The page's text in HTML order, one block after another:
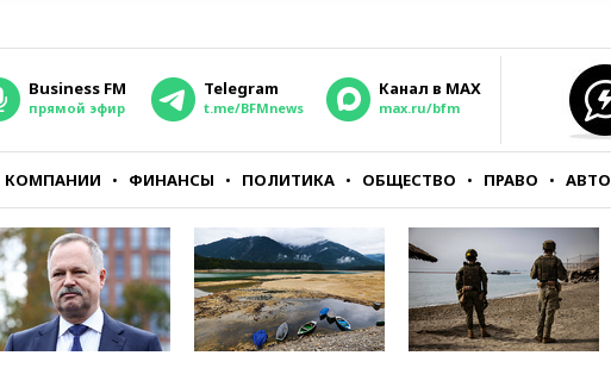
Business FM
прямой эфир
Telegram
t.me/BFMnews
Канал в MAX
max.ru/bfm
КОМПАНИИ ФИНАНСЫ ПОЛИТИКА ОБЩЕСТВО ПРАВО АВТО